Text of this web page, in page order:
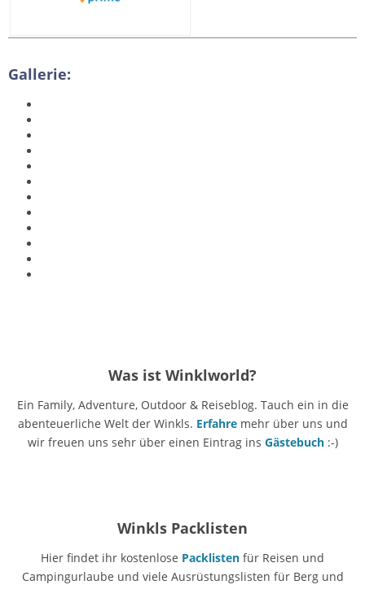
Gallerie:
Was ist Winklworld?
Ein Family, Adventure, Outdoor & Reiseblog. Tauch ein in die
abenteuerliche Welt der Winkls. Erfahremehr über uns und
wir freuen uns sehr über einen Eintrag ins Gästebuch:-)
Winkls Packlisten
Hier findet ihr kostenlose Packlisten für Reisen und
Campingurlaube und viele Ausrüstungslisten für Berg und